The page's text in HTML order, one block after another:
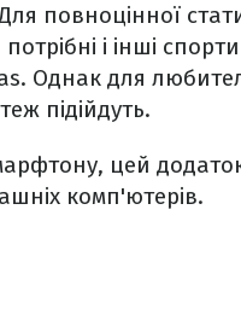
повноцінної
і інші
Однак для
підійдуть.
цей
комп'ютерів.